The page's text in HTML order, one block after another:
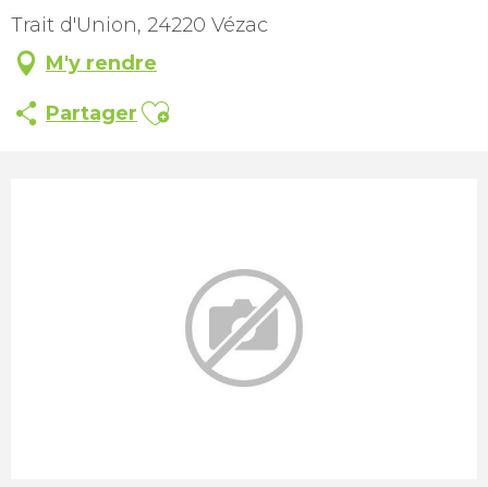
Trait d'Union, 24220 Vézac
M'y rendre
Partager Ajouter aux favoris